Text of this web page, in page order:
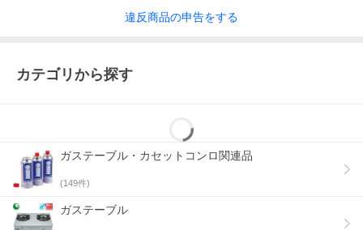
違反商品の申告をする
カテゴリから探す
ガステーブル・カセットコンロ関連品
(149件)
ガステーブル